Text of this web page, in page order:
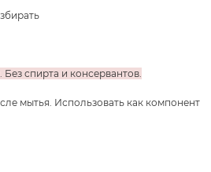
спирта и консервантов.
мытья. Использовать как компонент